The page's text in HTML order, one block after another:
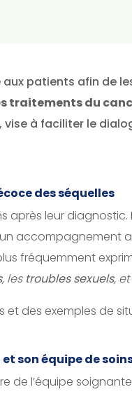
aux patients afin de
traitements du
à faciliter le
des séquelles
après leur diagnostic.
accompagnement
fréquemment
, les troubles sexuels, et
des exemples de
son équipe de
de l’équipe